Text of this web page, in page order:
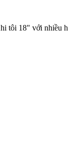
18" với nhiều